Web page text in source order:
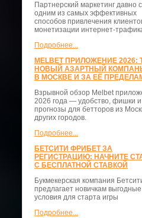
Партнерский маркетинг давно
одним из самых эффективных
способов привлечения
монетизации интернет-
Подробнее...
MELBET ПРИЛОЖЕНИЕ 2026:
НОВЫЙ АЗАРТНЫЙ
В МОСКВЕ И ЗА ЕЁ
Взрывной обзор Melbet
2026 года — удобство, фишки и
прогнозы для бетторов из
других городов.
Подробнее...
БЕТСИТИ ФРИБЕТ ЗА
РЕГИСТРАЦИЮ: НАЧНИТЕ
С БЕСПЛАТНОЙ СТАВКОЙ
Букмекерская компания
предлагает новичкам выгодные
условия для старта игры
Подробнее...